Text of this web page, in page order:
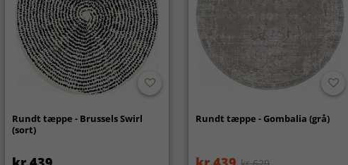
Rundt tæppe - Brussels Swirl
(sort)
Rundt tæppe - Gombalia (grå)